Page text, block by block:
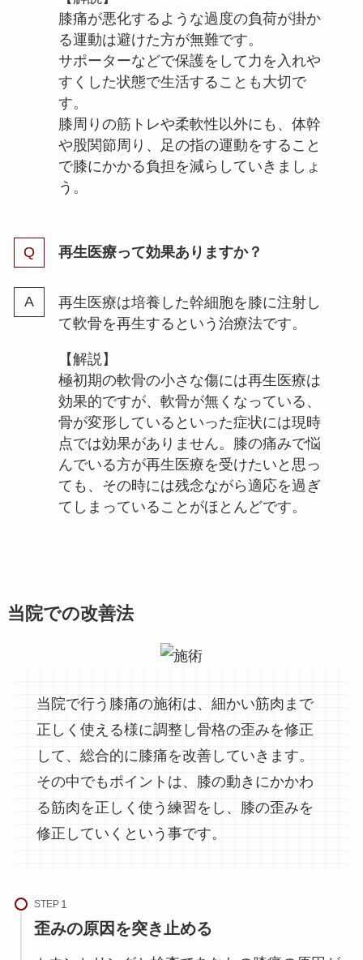
膝痛が悪化するような過度の負荷が掛か
る運動は避けた方が無難です。
サポーターなどで保護をして力を入れや
すくした状態で生活することも大切で
す。
膝周りの筋トレや柔軟性以外にも、体幹
や股関節周り、足の指の運動をすること
で膝にかかる負担を減らしていきましょ
う。
再生医療って効果ありますか？
再生医療は培養した幹細胞を膝に注射し
て軟骨を再生するという治療法です。
【解説】
極初期の軟骨の小さな傷には再生医療は
効果的ですが、軟骨が無くなっている、
骨が変形しているといった症状には現時
点では効果がありません。膝の痛みで悩
んでいる方が再生医療を受けたいと思っ
ても、その時には残念ながら適応を過ぎ
てしまっていることがほとんどです。
当院での改善法
当院で行う膝痛の施術は、細かい筋肉まで
正しく使える様に調整し骨格の歪みを修正
して、総合的に膝痛を改善していきます。
その中でもポイントは、膝の動きにかかわ
る筋肉を正しく使う練習をし、膝の歪みを
修正していくという事です。
STEP
歪みの原因を突き止める